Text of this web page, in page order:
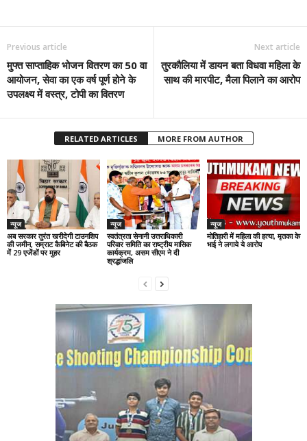
Previous article
मुफ्त साप्ताहिक भोजन वितरण का 50 वा
आयोजन, सेवा का एक वर्ष पूर्ण होने के
उपलक्ष्य में वस्त्र, टोपी का वितरण
Next article
तुरकौलिया में डायन बता विधवा महिला के
साथ की मारपीट, मैला पिलाने का आरोप
RELATED ARTICLES MORE FROM AUTHOR
न्यूज
अब सरकार तुरंत खरीदेगी टाउनशिप
की जमीन, सम्राट कैबिनेट की बैठक
में 29 एजेंडों पर मुहर
न्यूज
स्वतंत्रता सेनानी उत्तराधिकारी
परिवार समिति का राष्ट्रीय मासिक
कार्यक्रम, असम सीएम ने दी
श्रद्धांजलि
न्यूज
मोतिहारी में महिला की हत्या, मृतका के
भाई ने लगाये ये आरोप